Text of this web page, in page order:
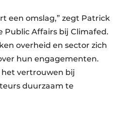
een omslag,” zegt Patrick
Public Affairs bij Climafed.
overheid en sector zich
hun engagementen.
het vertrouwen bij
duurzaam te